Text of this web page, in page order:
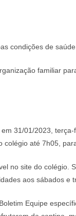
condições de saúde.
familiar
31/01/2023,
até 7h05,
no site do colégio.
aos sábados e
Equipe